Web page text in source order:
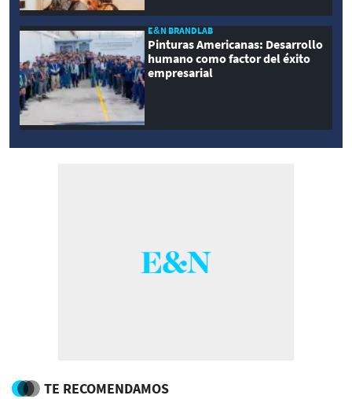
E&N BRANDLAB
Pinturas Americanas: Desarrollo
humano como factor del éxito
empresarial
TE RECOMENDAMOS